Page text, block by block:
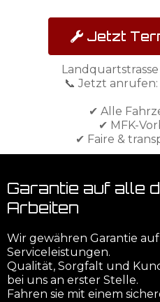
Jetzt
📞 Jetzt anrufen:
✔ Alle
✔ MFK-
✔ Faire &
Garantie auf alle
Arbeiten
Wir gewähren Garantie
Serviceleistungen.
Qualität, Sorgfalt und
bei uns an erster Stelle.
Fahren sie mit einem